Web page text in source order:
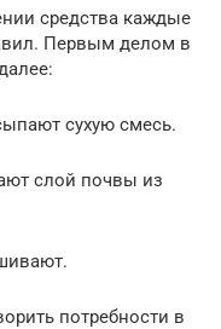
средства каждые
Первым делом в
сухую смесь.
слой почвы из
потребности в